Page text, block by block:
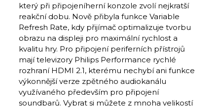
který při připojeníherní konzole zvolí nejkratší
reakční dobu. Nově přibyla funkce Variable
Refresh Rate, kdy přijímač optimalizuje tvorbu
obrazu na displeji pro maximální rychlost a
kvalitu hry. Pro připojení periferních přístrojů
mají televizory Philips Performance rychlé
rozhraní HDMI 2.1, kterému nechybí ani funkce
výkonnější verze zpětného audiokanálu
využívaného především pro připojení
soundbarů. Vybrat si můžete z mnoha velikostí